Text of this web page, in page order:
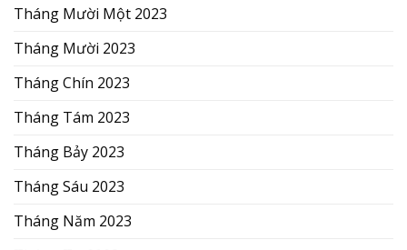
Tháng Mười Một 2023
Tháng Mười 2023
Tháng Chín 2023
Tháng Tám 2023
Tháng Bảy 2023
Tháng Sáu 2023
Tháng Năm 2023